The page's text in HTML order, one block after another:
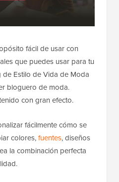
fácil de usar con
que puedes usar para tu
Estilo de Vida de Moda
bloguero de moda.
con gran efecto.
fácilmente cómo se
colores,fuentes, diseños
la combinación perfecta